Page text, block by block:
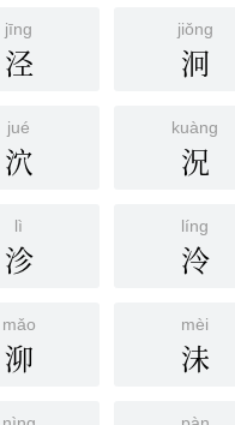
jīng
泾
jiǒng
泂
jué
泬
kuàng
況
lì
沴
líng
泠
mǎo
泖
mèi
沬